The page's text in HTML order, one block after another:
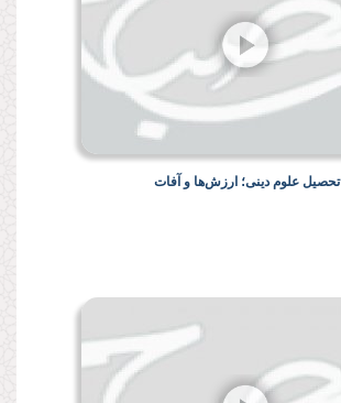
تحصیل علوم دینی؛ ارزش‌ها و آفات